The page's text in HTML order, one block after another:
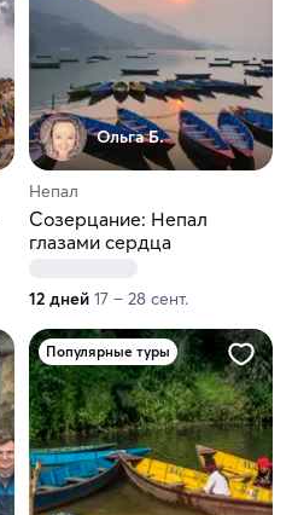
Ольга Б.
Непал
Созерцание: Непал
глазами сердца
12 дней 17 – 28 сент.
Популярные туры